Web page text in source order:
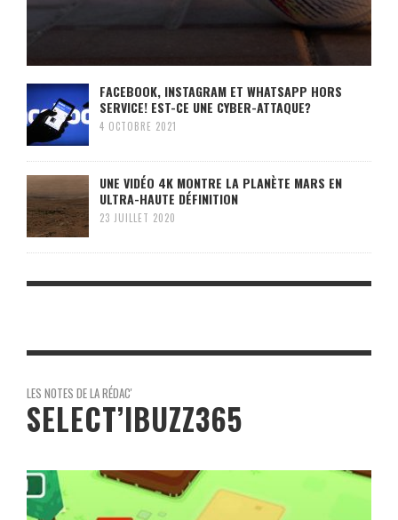
FACEBOOK, INSTAGRAM ET WHATSAPP HORS
SERVICE! EST-CE UNE CYBER-ATTAQUE?
4 OCTOBRE 2021
UNE VIDÉO 4K MONTRE LA PLANÈTE MARS EN
ULTRA-HAUTE DÉFINITION
23 JUILLET 2020
LES NOTES DE LA RÉDAC'
SELECT’IBUZZ365